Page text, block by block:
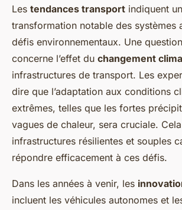
Les tendances transport indiquent
transformation notable des systèmes
défis environnementaux. Une
concerne l’effet du changement
infrastructures de transport. Les
dire que l’adaptation aux conditions
extrêmes, telles que les fortes
vagues de chaleur, sera cruciale.
infrastructures résilientes et souples
répondre efficacement à ces défis.
Dans les années à venir, les
incluent les véhicules autonomes et